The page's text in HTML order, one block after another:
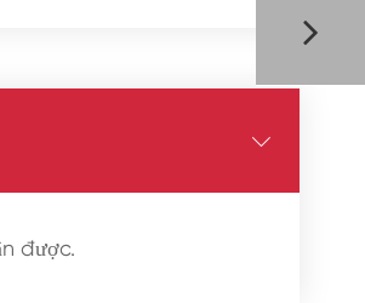

được.